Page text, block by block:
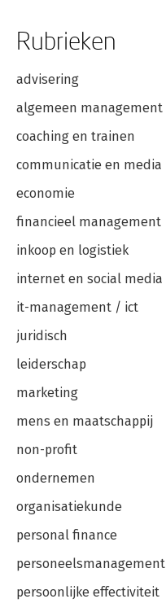
Rubrieken
advisering
algemeen management
coaching en trainen
communicatie en media
economie
financieel management
inkoop en logistiek
internet en social media
it-management / ict
juridisch
leiderschap
marketing
mens en maatschappij
non-profit
ondernemen
organisatiekunde
personal finance
personeelsmanagement
persoonlijke effectiviteit